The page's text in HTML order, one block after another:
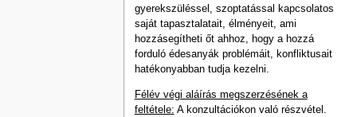
gyerekszüléssel, szoptatással kapcsola­tos
saját tapasztalatait, élményeit, ami
hozzásegítheti őt ahhoz, hogy a hozzá
forduló édes­anyák problémáit, konfliktusait
hatékonyabban tudja kezelni.
Félév végi aláírás megszerzésének a
feltétele: A konzultációkon való részvétel.